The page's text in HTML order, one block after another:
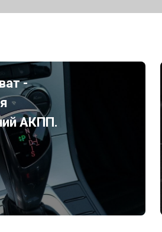
-
АКПП.